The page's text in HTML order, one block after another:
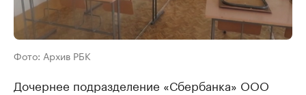
Фото: Архив РБК
Дочернее подразделение «Сбербанка» ООО